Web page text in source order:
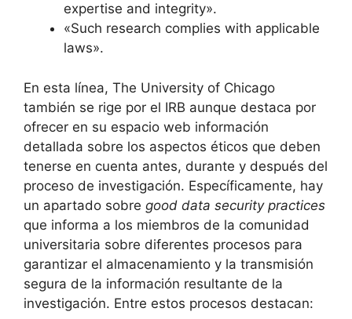
expertise and integrity».
«Such research complies with applicable
laws».
En esta línea, The University of Chicago
también se rige por el IRB aunque destaca por
ofrecer en su espacio web información
detallada sobre los aspectos éticos que deben
tenerse en cuenta antes, durante y después del
proceso de investigación. Específicamente, hay
un apartado sobre good data security practices
que informa a los miembros de la comunidad
universitaria sobre diferentes procesos para
garantizar el almacenamiento y la transmisión
segura de la información resultante de la
investigación. Entre estos procesos destacan: